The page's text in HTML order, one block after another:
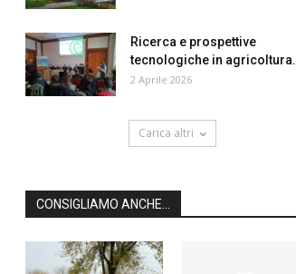
Ricerca e prospettive
tecnologiche in agricoltura.
2 Aprile 2026
Carica altri
CONSIGLIAMO ANCHE...